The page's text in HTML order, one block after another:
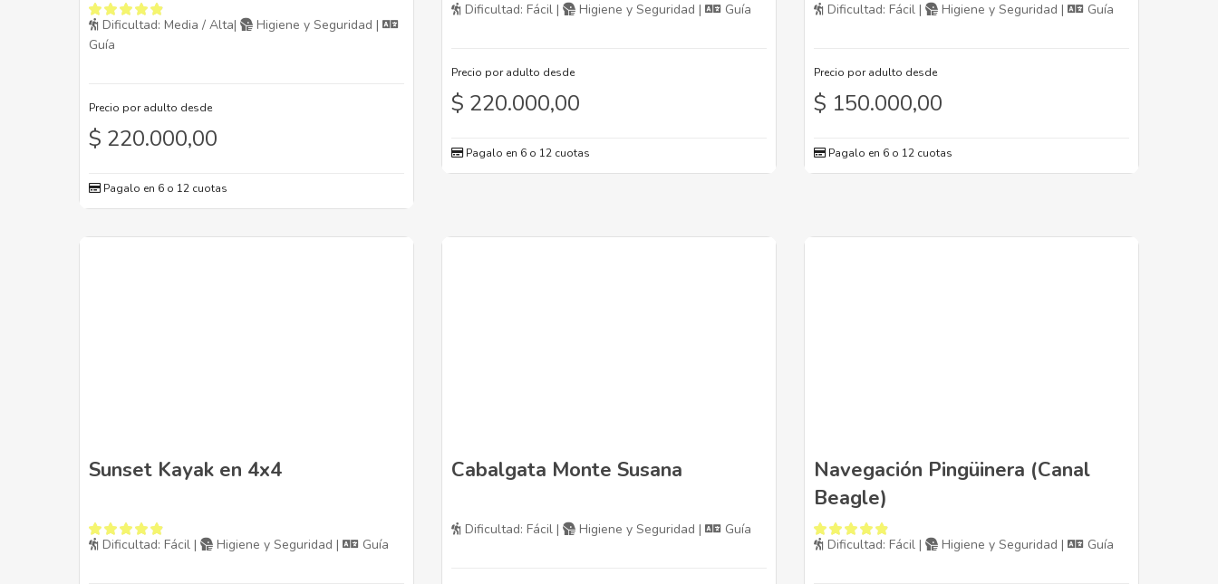
Dificultad: Media / Alta|
Higiene y Seguridad |
Guía
Precio por adulto desde
$ 220.000,00
Pagalo en 6 o 12 cuotas
Dificultad: Fácil | Higiene y Seguridad | Guía
Precio por adulto desde
$ 220.000,00
Pagalo en 6 o 12 cuotas
Dificultad: Fácil | Higiene y Seguridad | Guía
Precio por adulto desde
$ 150.000,00
Pagalo en 6 o 12 cuotas
Sunset Kayak en 4x4
Dificultad: Fácil | Higiene y Seguridad | Guía
Cabalgata Monte Susana
Dificultad: Fácil | Higiene y Seguridad | Guía
Navegación Pingüinera (Canal
Beagle)
Dificultad: Fácil | Higiene y Seguridad | Guía